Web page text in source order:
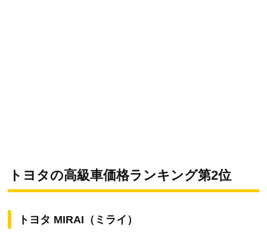
トヨタの高級車価格ランキング第2位
トヨタ MIRAI（ミライ）